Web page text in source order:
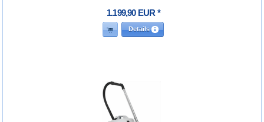
1.199,90 EUR *
Details